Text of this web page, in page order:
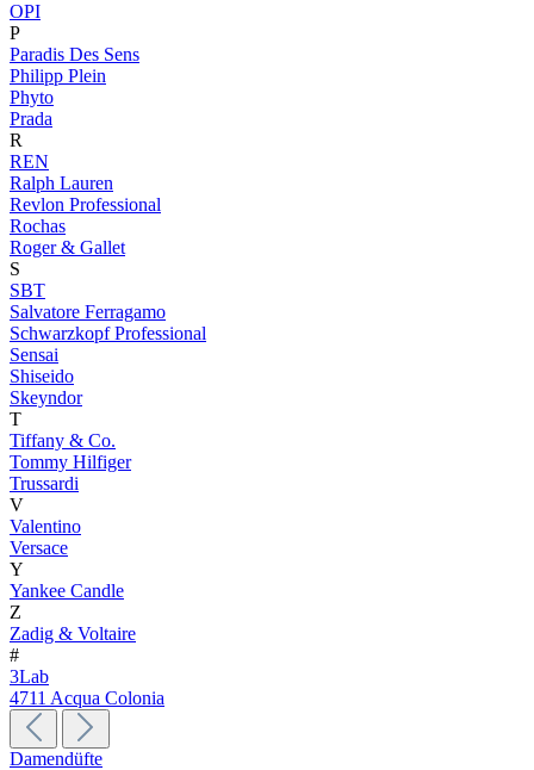
OPI
P
Paradis Des Sens
Philipp Plein
Phyto
Prada
R
REN
Ralph Lauren
Revlon Professional
Rochas
Roger & Gallet
S
SBT
Salvatore Ferragamo
Schwarzkopf Professional
Sensai
Shiseido
Skeyndor
T
Tiffany & Co.
Tommy Hilfiger
Trussardi
V
Valentino
Versace
Y
Yankee Candle
Z
Zadig & Voltaire
#
3Lab
4711 Acqua Colonia
Damendüfte